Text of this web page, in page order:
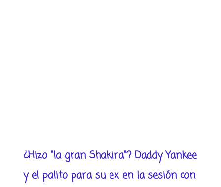
¿Hizo "la gran Shakira"? Daddy Yankee
y el palito para su ex en la sesión con